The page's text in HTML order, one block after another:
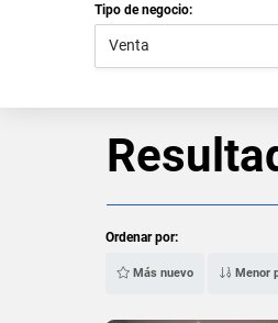
Tipo de negocio:
Venta
Ordenar por:
Más nuevo Menor